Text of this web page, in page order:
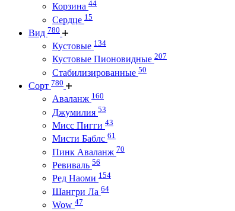
Корзина 44
Сердце 15
Вид 780
Кустовые 134
Кустовые Пионовидные 207
Стабилизированные 50
Сорт 780
Аваланж 160
Джумилия 53
Мисс Пигги 43
Мисти Баблс 61
Пинк Аваланж 70
Ревиваль 56
Ред Наоми 154
Шангри Ла 64
Wow 47